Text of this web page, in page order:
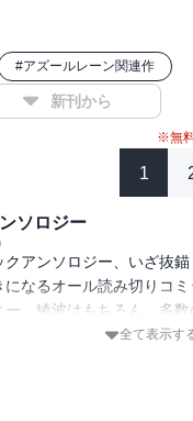
#アズールレーン関連作
新刊から
※無
1
ソロジー
クアンソロジー、いざ抜
になるオール読み切りコ
ー、綾波はもちろん、多
ックとイラストでお届け
全て表示す